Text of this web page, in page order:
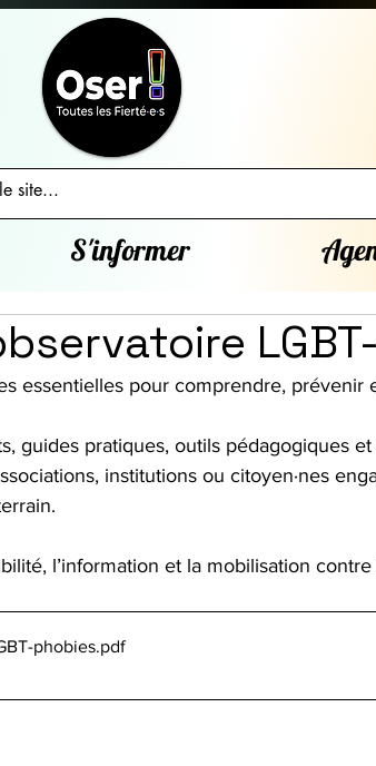
S'informer
essentielles pour comprendre, prévenir
guides pratiques, outils pédagogiques
institutions ou citoyen·nes
l’information et la mobilisation
phobies.pdf